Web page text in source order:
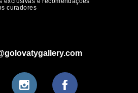
curadores